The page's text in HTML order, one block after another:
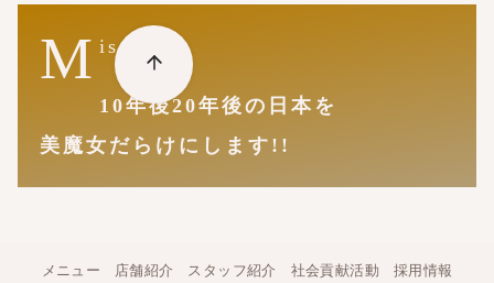
M ission
10年後20年後の日本を
美魔女だらけにします!!
メニュー 店舗紹介 スタッフ紹介 社会貢献活動 採用情報